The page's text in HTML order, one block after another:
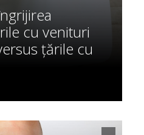
cu venituri
țările cu